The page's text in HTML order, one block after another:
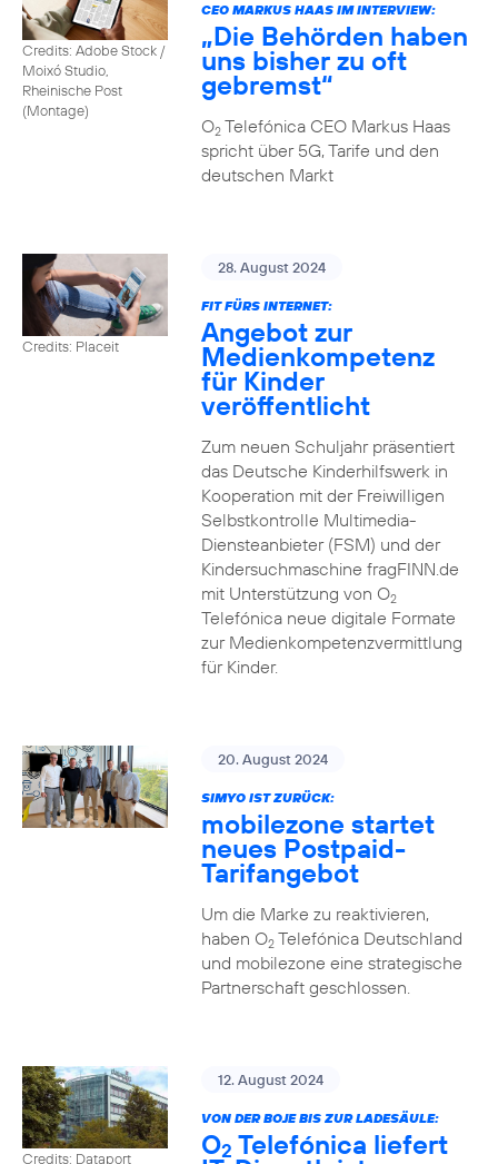
Credits: Adobe Stock /
Moixó Studio,
Rheinische Post
(Montage)
CEO MARKUS HAAS IM INTERVIEW:
„Die Behörden haben
uns bisher zu oft
gebremst“
O2Telefónica CEO Markus Haas
spricht über 5G, Tarife und den
deutschen Markt
Credits: Placeit
28. August 2024
FIT FÜRS INTERNET:
Angebot zur
Medienkompetenz
für Kinder
veröffentlicht
Zum neuen Schuljahr präsentiert
das Deutsche Kinderhilfswerk in
Kooperation mit der Freiwilligen
Selbstkontrolle Multimedia-
Diensteanbieter (FSM) und der
Kindersuchmaschine fragFINN.de
mit Unterstützung von O2
Telefónica neue digitale Formate
zur Medienkompetenzvermittlung
für Kinder.
20. August 2024
SIMYO IST ZURÜCK:
mobilezone startet
neues Postpaid-
Tarifangebot
Um die Marke zu reaktivieren,
haben O2Telefónica Deutschland
und mobilezone eine strategische
Partnerschaft geschlossen.
Credits: Dataport
12. August 2024
VON DER BOJE BIS ZUR LADESÄULE:
O2 Telefónica liefert